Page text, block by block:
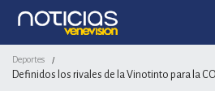
Deportes /
Definidos los rivales de la Vinotinto para la